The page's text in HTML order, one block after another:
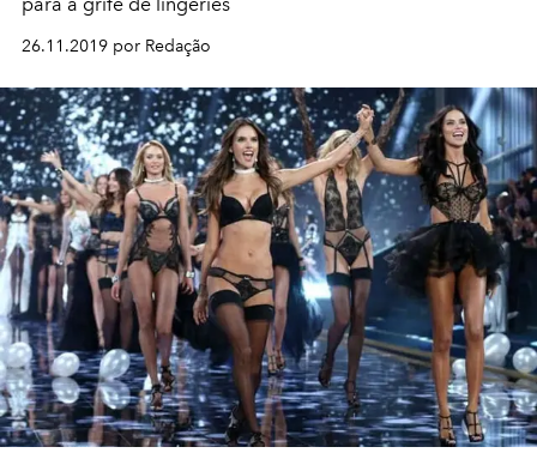
para a grife de lingeries
26.11.2019 por Redação